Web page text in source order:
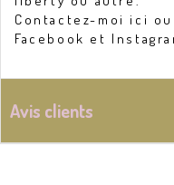
Contactez-moi ici
Facebook et
Avis clients